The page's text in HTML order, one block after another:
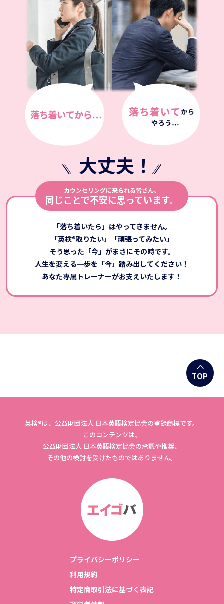
大丈夫 ！
カウンセリングに来られる皆さん、
同じことで不安に思っています。
「落ち着いたら」はやってきません。
「英検®取りたい」「頑張ってみたい」
そう思った「今」がまさにその時です。
人生を変える一歩を「今」踏み出してください！
あなた専属トレーナーがお支えいたします！
TOP
英検®は、公益財団法人 日本英語検定協会の登録商標です。
このコンテンツは、
公益財団法人 日本英語検定協会の承認や推奨、
その他の検討を受けたものではありません。
プライバシーポリシー
利用規約
特定商取引法に基づく表記